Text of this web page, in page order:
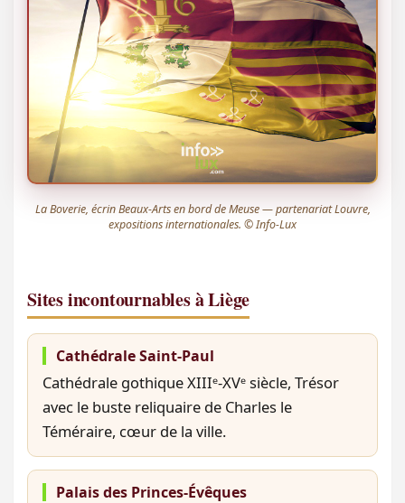
La Boverie, écrin Beaux-Arts en bord de Meuse — partenariat Louvre,
expositions internationales. © Info-Lux
Sites incontournables à Liège
Cathédrale Saint-Paul
Cathédrale gothique XIIIᵉ-XVᵉ siècle, Trésor
avec le buste reliquaire de Charles le
Téméraire, cœur de la ville.
Palais des Princes-Évêques